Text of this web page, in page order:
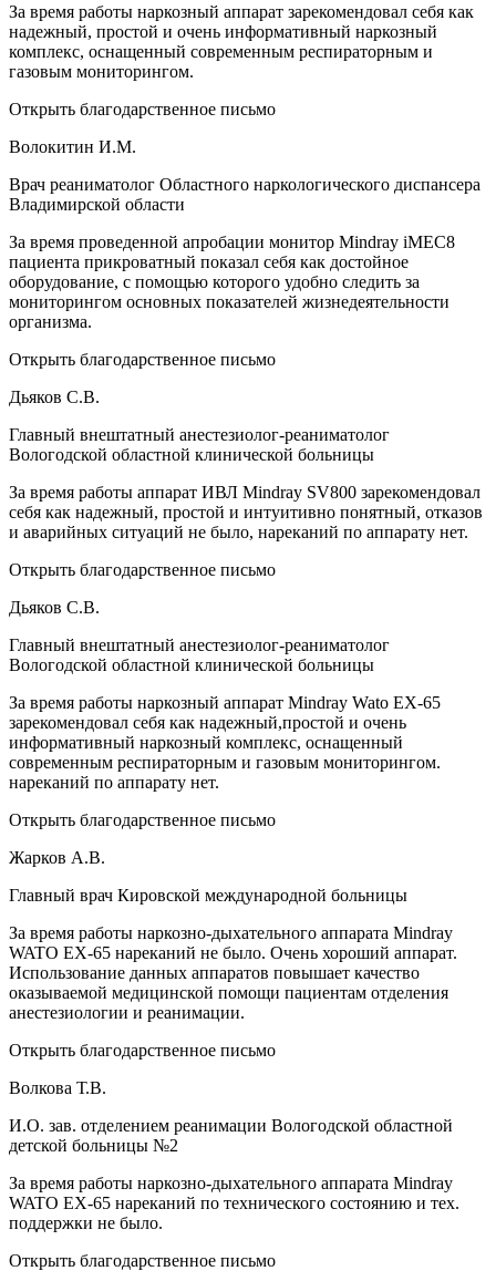
За время работы наркозный аппарат зарекомендовал себя как
надежный, простой и очень информативный наркозный
комплекс, оснащенный современным респираторным и
газовым мониторингом.
Открыть благодарственное письмо
Волокитин И.М.
Врач реаниматолог Областного наркологического диспансера
Владимирской области
За время проведенной апробации монитор Mindray iMEC8
пациента прикроватный показал себя как достойное
оборудование, с помощью которого удобно следить за
мониторингом основных показателей жизнедеятельности
организма.
Открыть благодарственное письмо
Дьяков С.В.
Главный внештатный анестезиолог-реаниматолог
Вологодской областной клинической больницы
За время работы аппарат ИВЛ Mindray SV800 зарекомендовал
себя как надежный, простой и интуитивно понятный, отказов
и аварийных ситуаций не было, нареканий по аппарату нет.
Открыть благодарственное письмо
Дьяков С.В.
Главный внештатный анестезиолог-реаниматолог
Вологодской областной клинической больницы
За время работы наркозный аппарат Mindray Wato EX-65
зарекомендовал себя как надежный,простой и очень
информативный наркозный комплекс, оснащенный
современным респираторным и газовым мониторингом.
нареканий по аппарату нет.
Открыть благодарственное письмо
Жарков А.В.
Главный врач Кировской международной больницы
За время работы наркозно-дыхательного аппарата Mindray
WATO EX-65 нареканий не было. Очень хороший аппарат.
Использование данных аппаратов повышает качество
оказываемой медицинской помощи пациентам отделения
анестезиологии и реанимации.
Открыть благодарственное письмо
Волкова Т.В.
И.О. зав. отделением реанимации Вологодской областной
детской больницы №2
За время работы наркозно-дыхательного аппарата Mindray
WATO EX-65 нареканий по технического состоянию и тех.
поддержки не было.
Открыть благодарственное письмо